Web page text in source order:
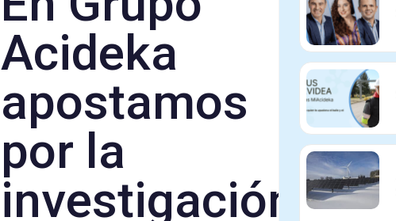
Acideka
apostamos
por la
investigación